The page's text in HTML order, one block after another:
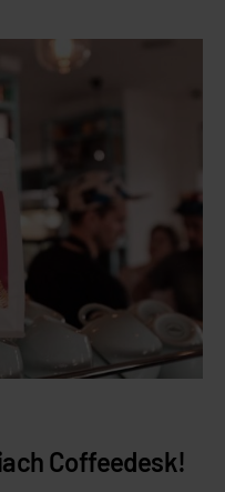
Coffeedesk!